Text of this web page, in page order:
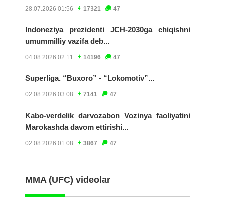
28.07.2026 01:56 17321 47
Indoneziya prezidenti JCH-2030ga chiqishni
umummilliy vazifa deb...
04.08.2026 02:11 14196 47
Superliga. “Buxoro” - “Lokomotiv”...
02.08.2026 03:08 7141 47
Kabo-verdelik darvozabon Vozinya faoliyatini
Marokashda davom ettirishi...
02.08.2026 01:08 3867 47
MMA (UFC) videolar